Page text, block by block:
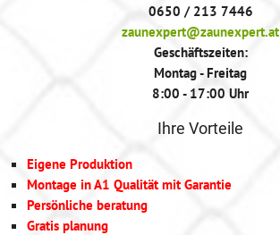
0650 / 213 7446
zaunexpert@zaunexpert.at
Geschäftszeiten:
Montag - Freitag
8:00 - 17:00 Uhr
Ihre Vorteile
Eigene Produktion
Montage in A1 Qualität mit Garantie
Persönliche beratung
Gratis planung